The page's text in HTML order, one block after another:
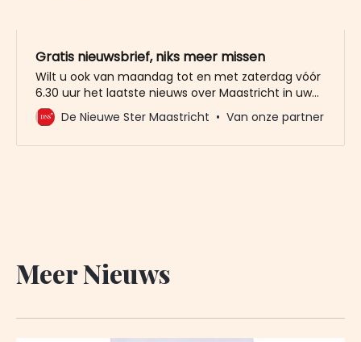
Gratis nieuwsbrief, niks meer missen
Wilt u ook van maandag tot en met zaterdag vóór
6.30 uur het laatste nieuws over Maastricht in uw
mailbox? Meld u dan gratis aan voor de nieuwbrief
van De Nieuwe Ster. Meer dan 20.000 trouwe lezers
De Nieuwe Ster Maastricht Van onze partner
Meer Nieuws